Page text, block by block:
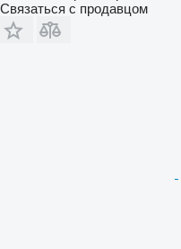
Связаться с продавцом